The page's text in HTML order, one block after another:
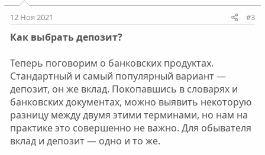
12 Ноя 2021 #3
Как выбрать депозит?
Теперь поговорим о банковских продуктах.
Стандартный и самый популярный вариант —
депозит, он же вклад. Покопавшись в словарях и
банковских документах, можно выявить некоторую
разницу между двумя этими терминами, но нам на
практике это совершенно не важно. Для обывателя
вклад и депозит — одно и то же.